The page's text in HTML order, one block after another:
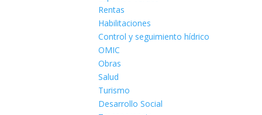
Rentas
Habilitaciones
Control y seguimiento hídrico
OMIC
Obras
Salud
Turismo
Desarrollo Social